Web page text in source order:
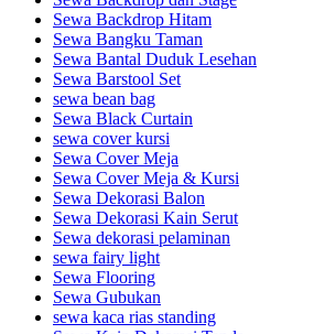
Sewa Backdrop Hitam
Sewa Bangku Taman
Sewa Bantal Duduk Lesehan
Sewa Barstool Set
sewa bean bag
Sewa Black Curtain
sewa cover kursi
Sewa Cover Meja
Sewa Cover Meja & Kursi
Sewa Dekorasi Balon
Sewa Dekorasi Kain Serut
Sewa dekorasi pelaminan
sewa fairy light
Sewa Flooring
Sewa Gubukan
sewa kaca rias standing